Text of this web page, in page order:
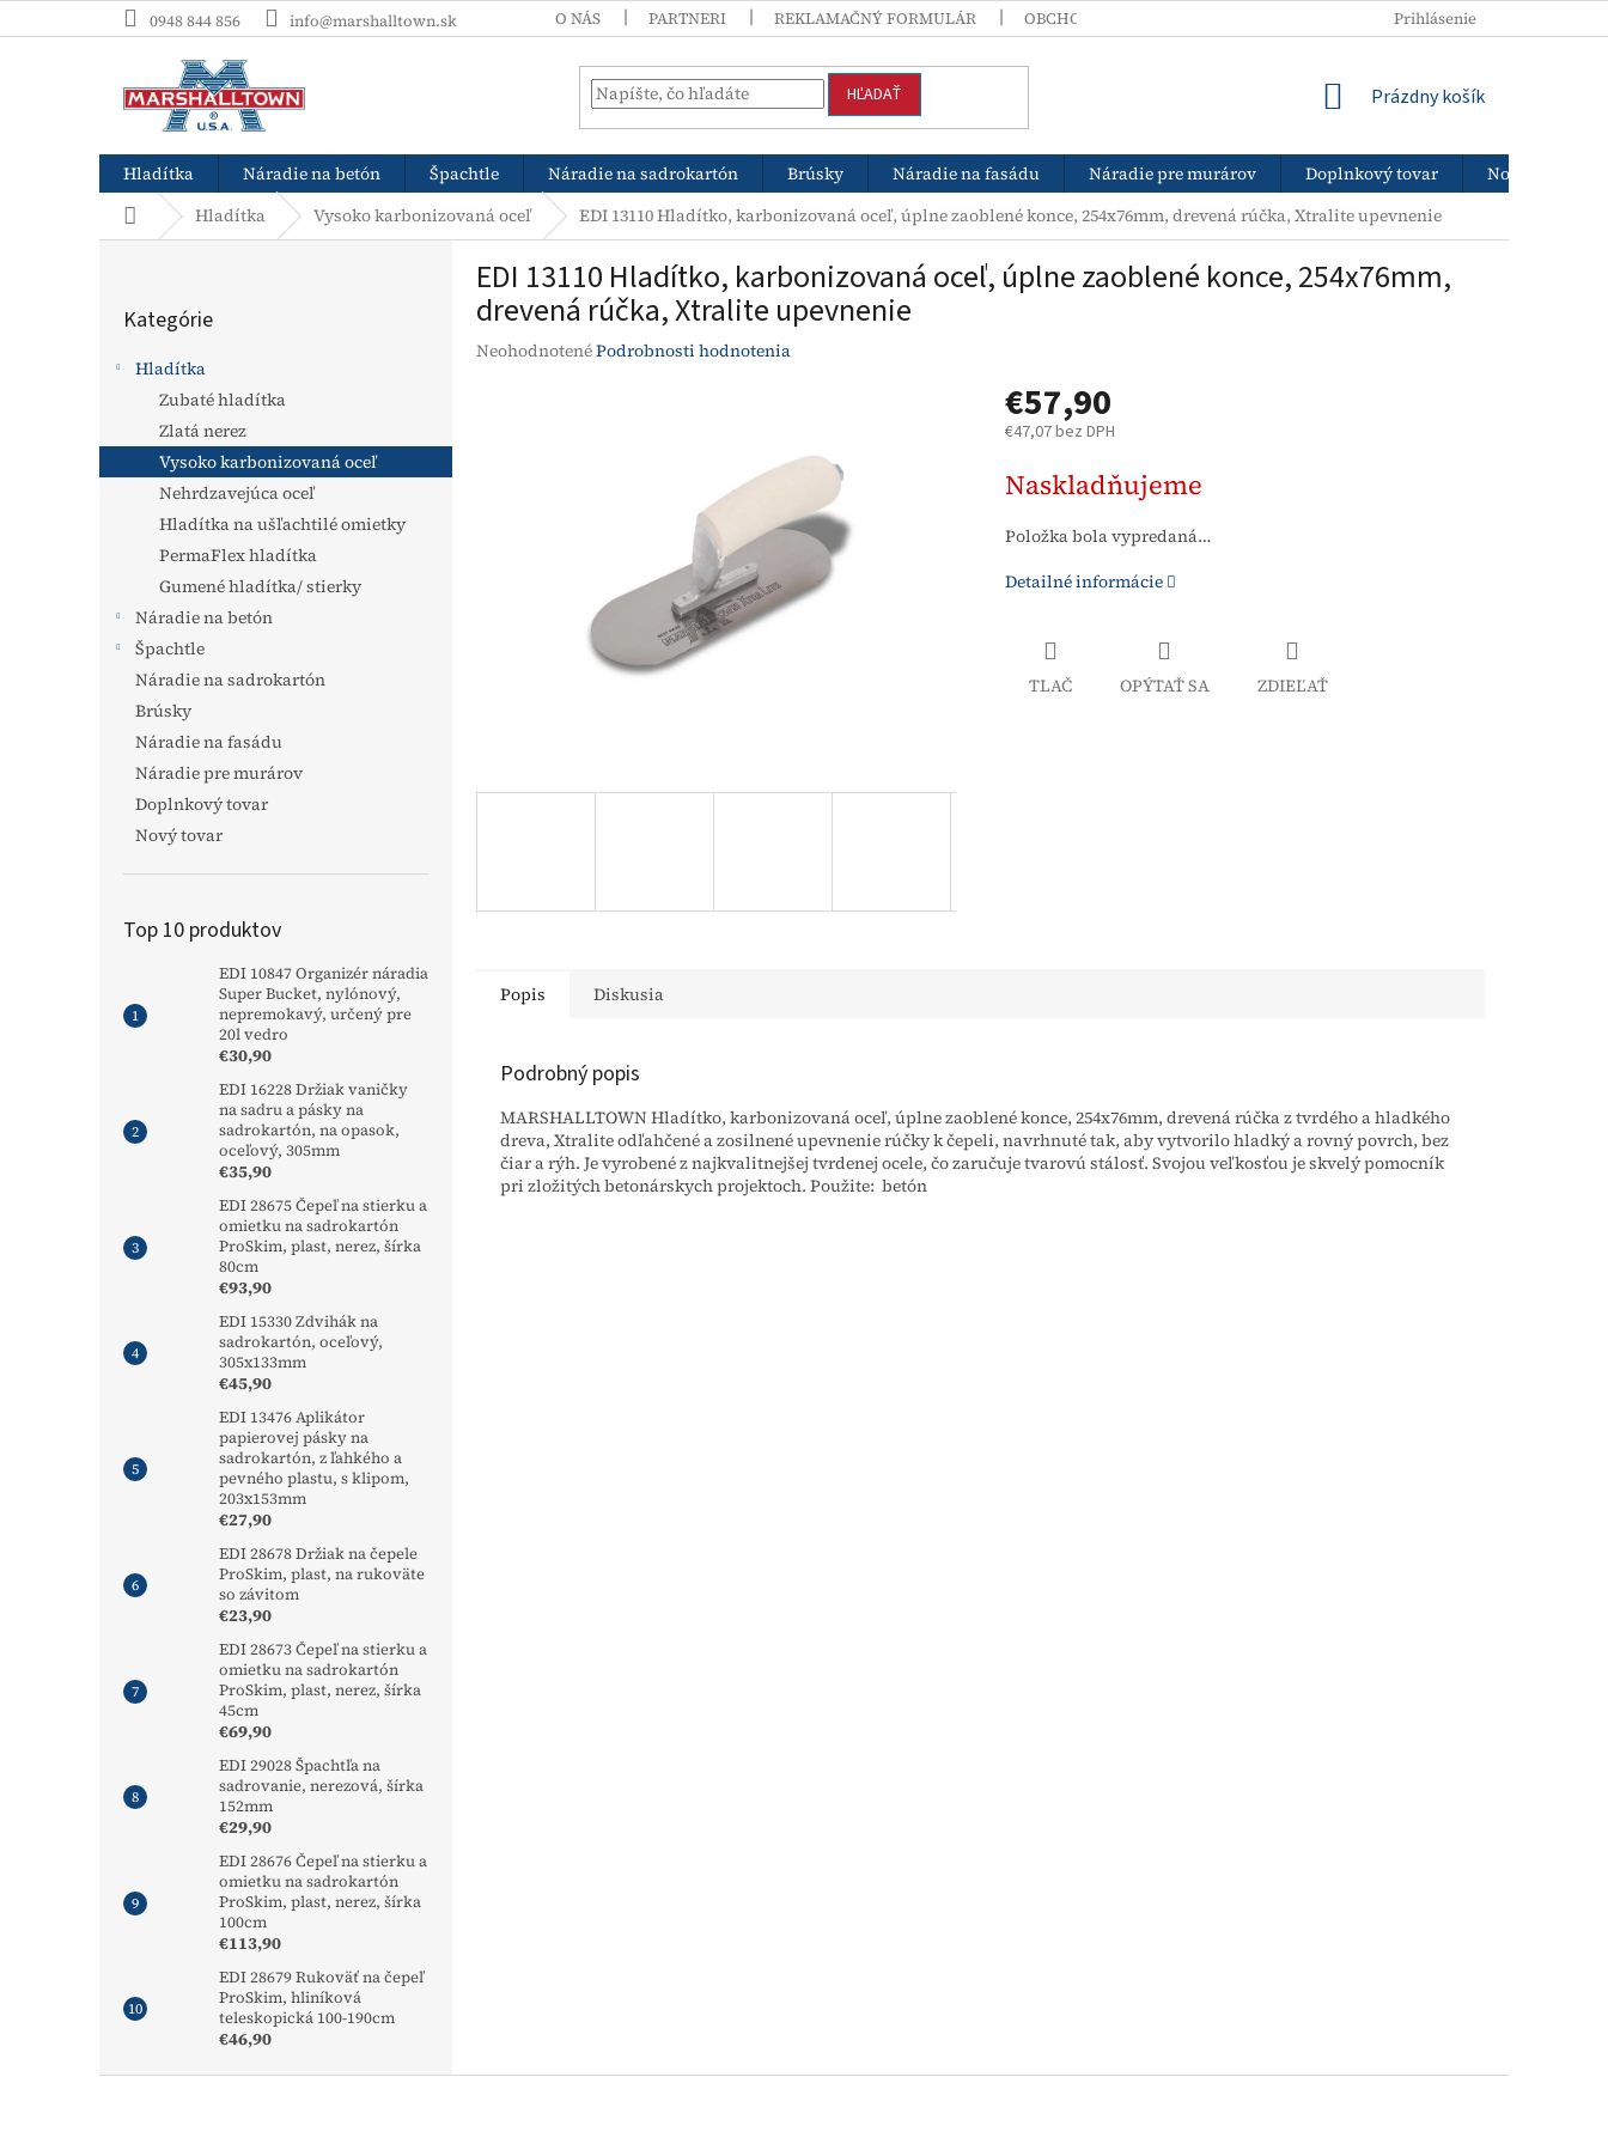
na
0948 844 856 info@marshalltown.sk O NÁS PARTNERI REKLAMAČNÝ FORMULÁR OBCHODNÉ PODMIENKY PODMIENKY OCHRANY OSOBNÝCH ÚDAJOV
Prihlásenie
HĽADAŤ
NÁKUPNÝ
Prázdny košík
Hladítka Náradie na betón Špachtle Náradie na sadrokartón Brúsky Náradie na fasádu Náradie pre murárov Doplnkový tovar
Nový tovar
DomovHladítka Vysoko karbonizovaná oceľ EDI 13110 Hladítko, karbonizovaná oceľ, úplne zaoblené konce, 254x76mm, drevená rúčka, Xtralite upevnenie
kategórie
Kategórie
Hladítka
Zubaté hladítka
Zlatá nerez
Vysoko karbonizovaná oceľ
Nehrdzavejúca oceľ
Hladítka na ušľachtilé omietky
PermaFlex hladítka
Gumené hladítka/ stierky
Náradie na betón
Špachtle
Náradie na sadrokartón
Brúsky
Náradie na fasádu
Náradie pre murárov
Doplnkový tovar
Nový tovar
Top 10 produktov
EDI 10847 Organizér náradia
Super Bucket, nylónový,
nepremokavý, určený pre
20l vedro
€30,90
EDI 16228 Držiak vaničky
na sadru a pásky na
sadrokartón, na opasok,
oceľový, 305mm
€35,90
EDI 28675 Čepeľ na stierku a
omietku na sadrokartón
ProSkim, plast, nerez, šírka
80cm
€93,90
EDI 15330 Zdvihák na
sadrokartón, oceľový,
305x133mm
€45,90
EDI 13476 Aplikátor
papierovej pásky na
sadrokartón, z ľahkého a
pevného plastu, s klipom,
203x153mm
€27,90
EDI 28678 Držiak na čepele
ProSkim, plast, na rukoväte
so závitom
€23,90
EDI 28673 Čepeľ na stierku a
omietku na sadrokartón
ProSkim, plast, nerez, šírka
45cm
€69,90
EDI 29028 Špachtľa na
sadrovanie, nerezová, šírka
152mm
€29,90
EDI 28676 Čepeľ na stierku a
omietku na sadrokartón
ProSkim, plast, nerez, šírka
100cm
€113,90
EDI 28679 Rukoväť na čepeľ
ProSkim, hliníková
teleskopická 100-190cm
€46,90
EDI 13110 Hladítko, karbonizovaná oceľ, úplne zaoblené konce, 254x76mm,
drevená rúčka, Xtralite upevnenie
Priemerné
NeohodnotenéPodrobnosti hodnotenia
€57,90
€47,07 bez DPH
cena:
Naskladňujeme
Položka bola vypredaná…
Detailné informácie
TLAČ OPÝTAŤ SA ZDIEĽAŤ
Popis Diskusia
Podrobný popis
MARSHALLTOWN Hladítko, karbonizovaná oceľ, úplne zaoblené konce, 254x76mm, drevená rúčka z tvrdého a hladkého
dreva, Xtralite odľahčené a zosilnené upevnenie rúčky k čepeli, navrhnuté tak, aby vytvorilo hladký a rovný povrch, bez
čiar a rýh. Je vyrobené z najkvalitnejšej tvrdenej ocele, čo zaručuje tvarovú stálosť. Svojou veľkosťou je skvelý pomocník
pri zložitých betonárskych projektoch. Použite: betón